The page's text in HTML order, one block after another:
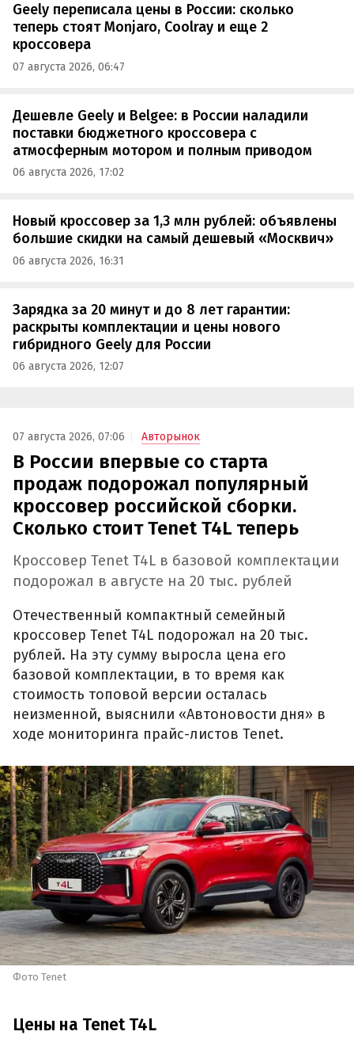
Geely переписала цены в России: сколько
теперь стоят Monjaro, Coolray и еще 2
кроссовера
07 августа 2026, 06:47
Дешевле Geely и Belgee: в России наладили
поставки бюджетного кроссовера с
атмосферным мотором и полным приводом
06 августа 2026, 17:02
Новый кроссовер за 1,3 млн рублей: объявлены
большие скидки на самый дешевый «Москвич»
06 августа 2026, 16:31
Зарядка за 20 минут и до 8 лет гарантии:
раскрыты комплектации и цены нового
гибридного Geely для России
06 августа 2026, 12:07
07 августа 2026, 07:06 Авторынок
В России впервые со старта
продаж подорожал популярный
кроссовер российской сборки.
Сколько стоит Tenet T4L теперь
Кроссовер Tenet T4L в базовой комплектации
подорожал в августе на 20 тыс. рублей
Отечественный компактный семейный
кроссовер Tenet T4L подорожал на 20 тыс.
рублей. На эту сумму выросла цена его
базовой комплектации, в то время как
стоимость топовой версии осталась
неизменной, выяснили «Автоновости дня» в
ходе мониторинга прайс-листов Tenet.
Фото Tenet
Цены на Tenet T4L